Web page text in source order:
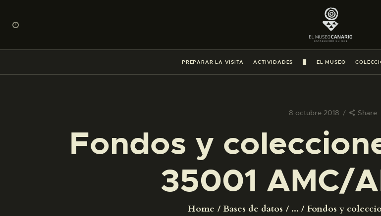
PREPARAR LA VISITA ACTIVIDADES EL MUSEO
8 octubre 2018 Share
Fondos y
35001 AMC/
Home Bases de datos ... Fondos y
PREPARAR LA VISITA
ACTIVIDADES
█
COLECCIONES
DIDÁCTICA
ESPAÑOL